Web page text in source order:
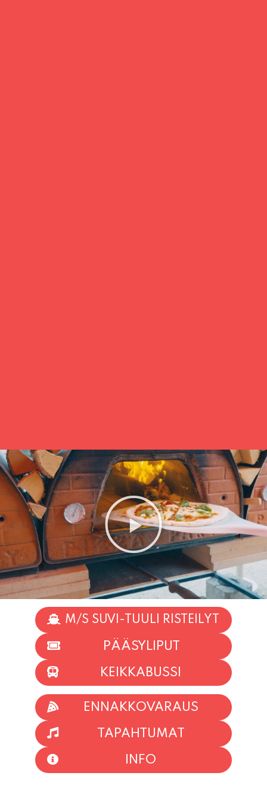
M/S SUVI-TUULI RISTEILYT
PÄÄSYLIPUT
KEIKKABUSSI
TAPAHTUMAT
INFO
HIIO HOI!